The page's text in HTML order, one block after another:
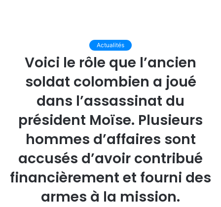
Actualités
Voici le rôle que l’ancien
soldat colombien a joué
dans l’assassinat du
président Moïse. Plusieurs
hommes d’affaires sont
accusés d’avoir contribué
financièrement et fourni des
armes à la mission.